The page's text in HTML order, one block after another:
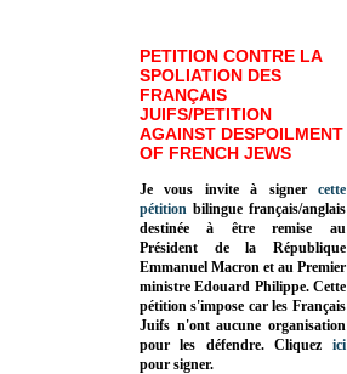
PETITION CONTRE LA
SPOLIATION DES
FRANÇAIS
JUIFS/PETITION
AGAINST DESPOILMENT
OF FRENCH JEWS
Je vous invite à signer cette
pétition bilingue français/anglais
destinée à être remise au
Président de la République
Emmanuel Macron et au Premier
ministre Edouard Philippe. Cette
pétition s'impose car les Français
Juifs n'ont aucune organisation
pour les défendre. Cliquez
ici
pour signer.